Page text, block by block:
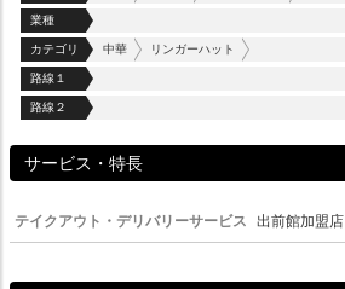
業種
カテゴリ 中華 リンガーハット
路線１
路線２
サービス・特長
テイクアウト・デリバリーサービス 出前館加盟店